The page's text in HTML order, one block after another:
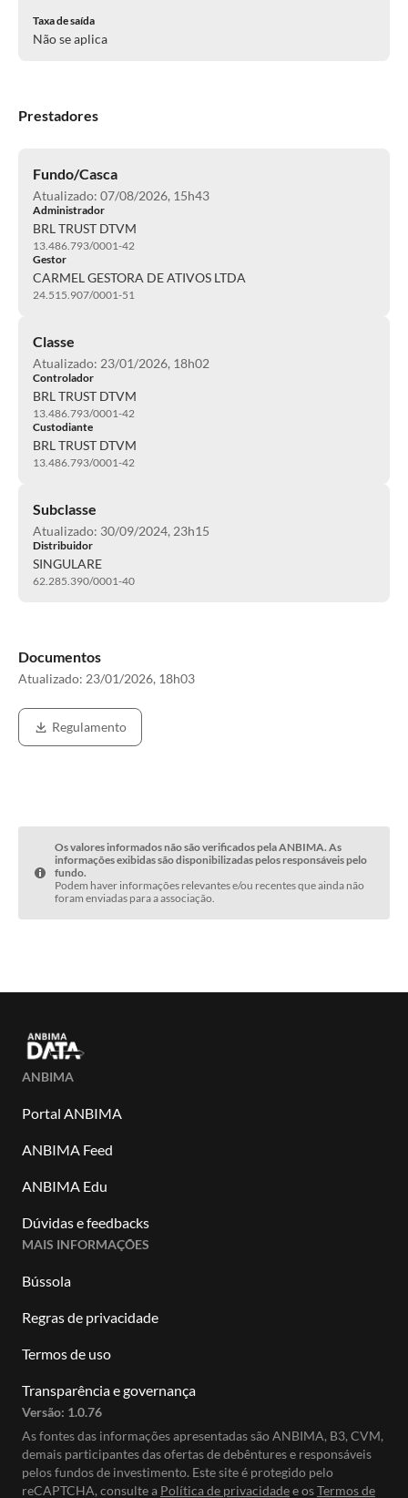
Taxa de saída
Não se aplica
Prestadores
Fundo/Casca
Atualizado: 07/08/2026, 15h43
Administrador
BRL TRUST DTVM
13.486.793/0001-42
Gestor
CARMEL GESTORA DE ATIVOS LTDA
24.515.907/0001-51
Classe
Atualizado: 23/01/2026, 18h02
Controlador
BRL TRUST DTVM
13.486.793/0001-42
Custodiante
BRL TRUST DTVM
13.486.793/0001-42
Subclasse
Atualizado: 30/09/2024, 23h15
Distribuidor
SINGULARE
62.285.390/0001-40
Documentos
Atualizado: 23/01/2026, 18h03
Regulamento
Os valores informados não são verificados pela ANBIMA. As
informações exibidas são disponibilizadas pelos responsáveis pelo
fundo.
Podem haver informações relevantes e/ou recentes que ainda não
foram enviadas para a associação.
ANBIMA
Portal ANBIMA
ANBIMA Feed
ANBIMA Edu
Dúvidas e feedbacks
MAIS INFORMAÇÕES
Bússola
Regras de privacidade
Termos de uso
Transparência e governança
Versão: 1.0.76
As fontes das informações apresentadas são ANBIMA, B3, CVM,
demais participantes das ofertas de debêntures e responsáveis
pelos fundos de investimento. Este site é protegido pelo
reCAPTCHA, consulte a Política de privacidadee osTermos de